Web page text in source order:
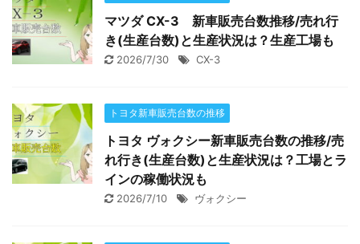
マツダ CX-3 新車販売台数推移/売れ行
き(生産台数)と生産状況は？生産工場も
2026/7/30 CX-3
トヨタ新車販売台数の推移
トヨタ ヴォクシー新車販売台数の推移/売
れ行き(生産台数)と生産状況は？工場とラ
インの稼働状況も
2026/7/10 ヴォクシー